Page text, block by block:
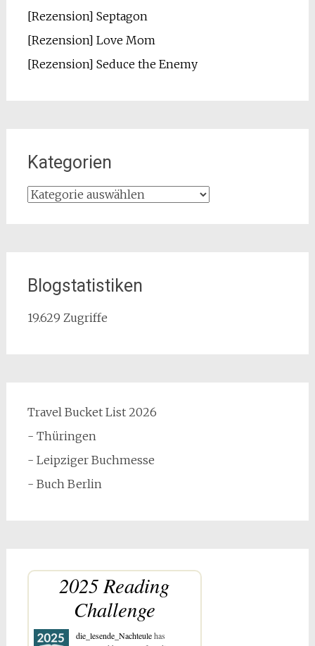
[Rezension] Septagon
[Rezension] Love Mom
[Rezension] Seduce the Enemy
Kategorien
Kategorien
Blogstatistiken
19.629 Zugriffe
Travel Bucket List 2026
- Thüringen
- Leipziger Buchmesse
- Buch Berlin
2025 Reading
Challenge
die_lesende_Nachteulehas